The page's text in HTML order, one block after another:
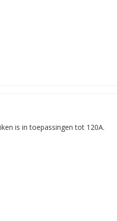
is in toepassingen tot 120A.